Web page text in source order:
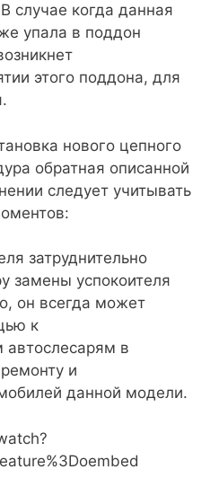
случае когда данная
упала в поддон
этого поддона, для
нового цепного
обратная описанной
следует учитывать
затруднительно
замены успокоителя
он всегда может
к
в
и
данной модели.